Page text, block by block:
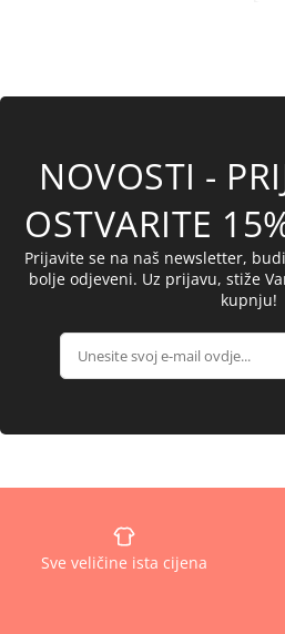
NOVOSTI -
OSTVARITE
Prijavite se na naš newsletter,
bolje odjeveni. Uz prijavu, stiže
kupnju!
Sve veličine ista cijena